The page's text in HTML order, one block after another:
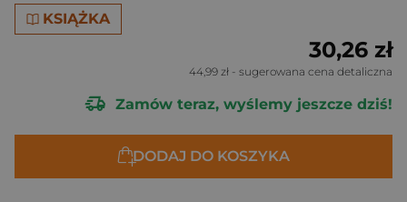
KSIĄŻKA
30,26 zł
44,99 zł - sugerowana cena detaliczna
Zamów teraz, wyślemy jeszcze dziś!
DODAJ DO KOSZYKA